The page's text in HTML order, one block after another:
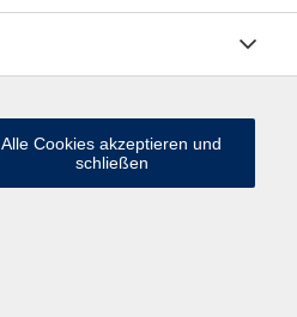
Alle Cookies akzeptieren und
schließen